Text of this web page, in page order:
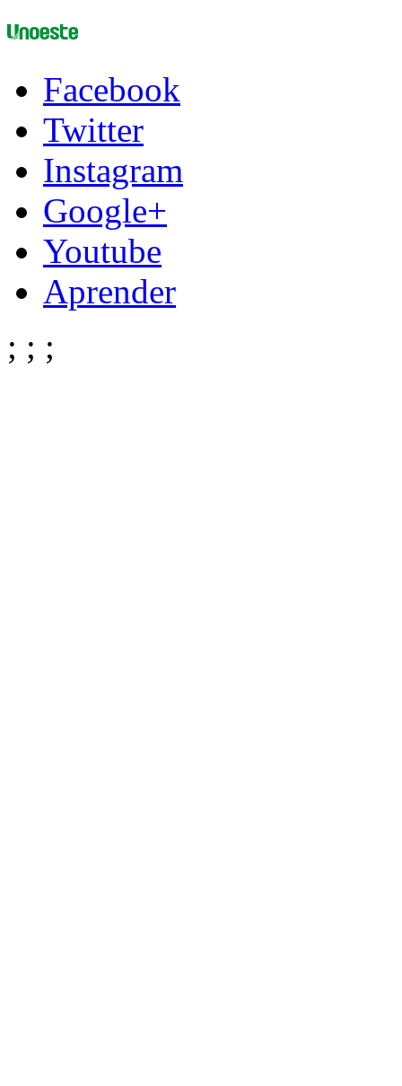
Facebook
Twitter
Instagram
Google+
Youtube
Aprender
; ; ;